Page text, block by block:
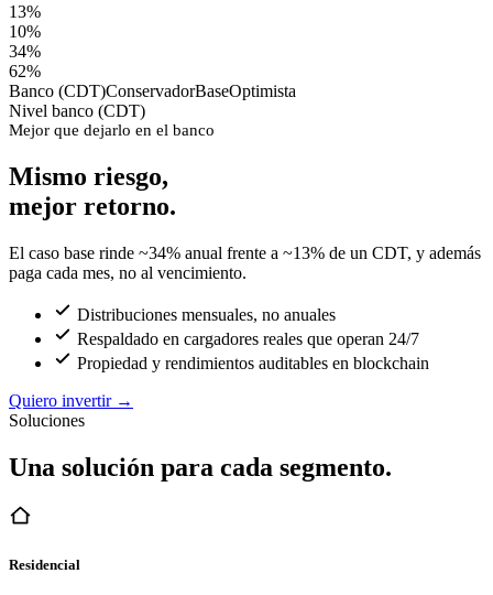
13%
10%
34%
62%
Banco (CDT)ConservadorBaseOptimista
Nivel banco (CDT)
Mejor que dejarlo en el banco
Mismo riesgo,
mejor retorno.
El caso base rinde ~34% anual frente a ~13% de un CDT, y además
paga cada mes, no al vencimiento.
Distribuciones mensuales, no anuales
Respaldado en cargadores reales que operan 24/7
Propiedad y rendimientos auditables en blockchain
Quiero invertir →
Soluciones
Una solución para cada segmento.
Residencial